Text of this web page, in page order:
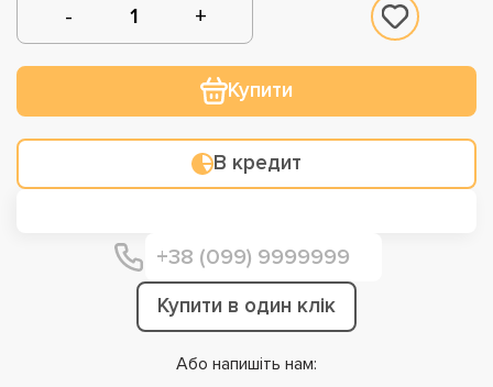
Купити
В кредит
Купити в один клік
Або напишіть нам: